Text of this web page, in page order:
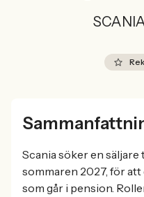
Scania söker en
sommaren 2027, för
som går i pension.